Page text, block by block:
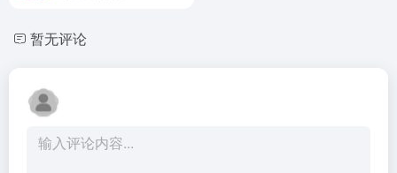
暂无评论